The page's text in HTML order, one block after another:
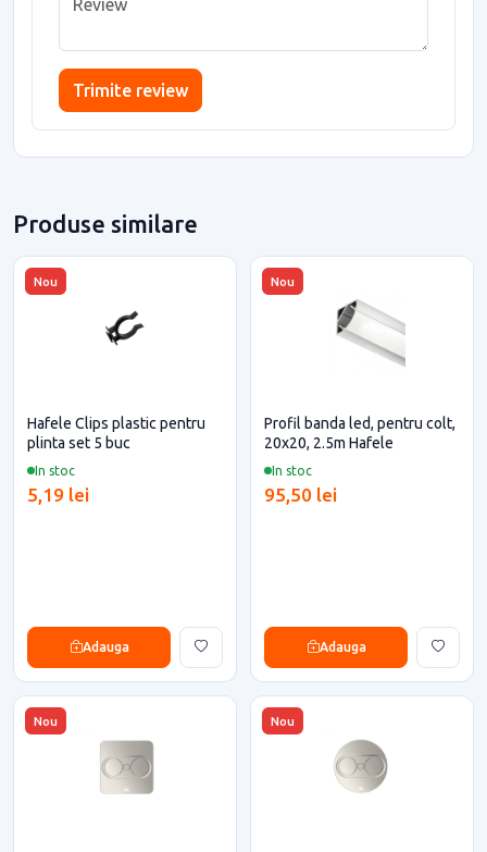
Trimite review
Produse similare
Nou
In stoc
Hafele Clips plastic pentru
plinta set 5 buc
5,19 lei
Adauga
Nou
In stoc
Profil banda led, pentru colt,
20x20, 2.5m Hafele
95,50 lei
Adauga
Nou Nou